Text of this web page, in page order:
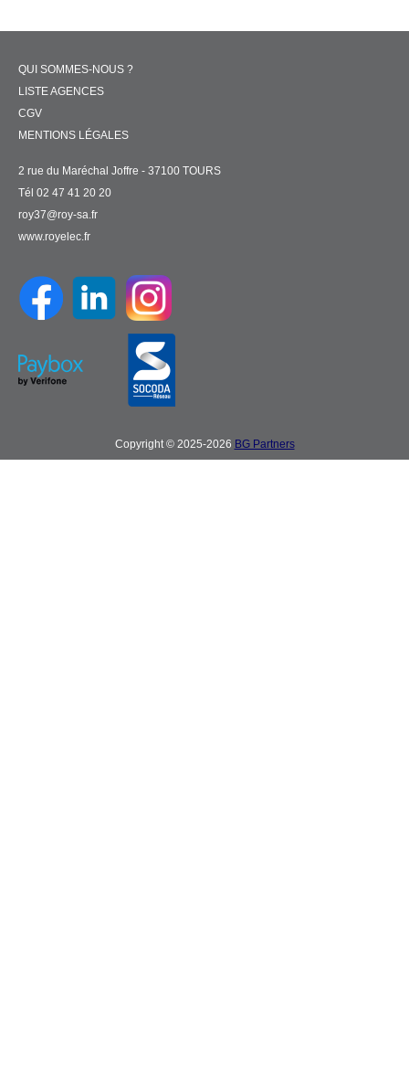
QUI SOMMES-NOUS ?
LISTE AGENCES
CGV
MENTIONS LÉGALES
2 rue du Maréchal Joffre - 37100 TOURS
Tél 02 47 41 20 20
roy37@roy-sa.fr
www.royelec.fr
Copyright © 2025-2026 BG Partners